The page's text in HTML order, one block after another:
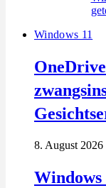
Windows 11
8. August 2026